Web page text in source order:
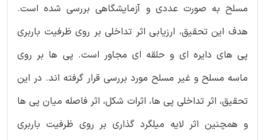
مسلح به صورت عددی و آزمایشگاهی بررسی شده است.
هدف این تحقیق، ارزیابی اثر تداخلی بر روی ظرفیت باربری
پی های دایره ای و حلقه ای مجاور است. پی ها بر روی
ماسه مسلح و غیر مسلح مورد بررسی قرار گرفته اند. در این
تحقیق، اثر تداخلی پی ها، اثرات شکل، اثر فاصله میان پی ها
و همچنین اثر لایه میلگرد گذاری بر روی ظرفیت باربری